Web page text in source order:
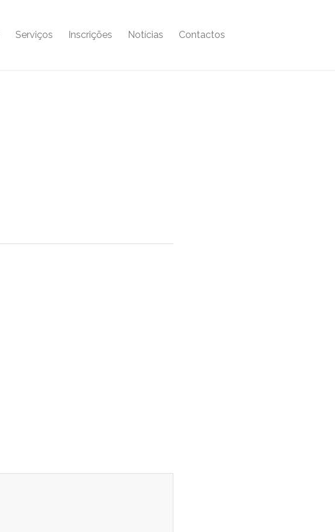
Serviços Inscrições Notícias Contactos